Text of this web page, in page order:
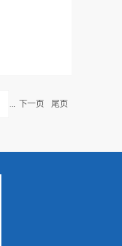
... 下一页 尾页